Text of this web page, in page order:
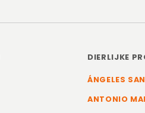
DIERLIJKE
ÁNGELES
ANTONIO